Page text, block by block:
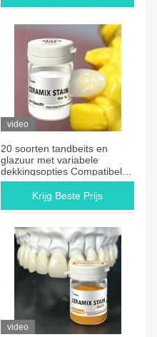
video
20 soorten tandbeits en
glazuur met variabele
dekkingsopties Compatibel
met diverse tandkeramiek
Verbeterde restauratie-
Krijg Beste Prijs
video